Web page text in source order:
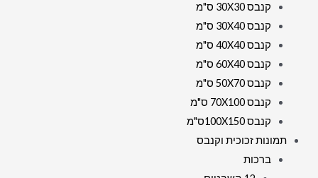
קנבס 30X30 ס"מ
קנבס 30X40 ס"מ
קנבס 40X40 ס"מ
קנבס 60X40 ס"מ
קנבס 50X70 ס"מ
קנבס 70X100 ס"מ
קנבס 100X150ס"מ
תמונות זכוכית וקנבס
ברכות